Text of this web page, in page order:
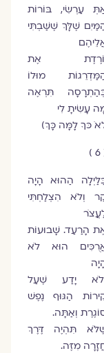
עַרְשִׂי, בּוֹרוֹת
שֶׁלָּךְ שֶׁשַּׁבְתִּי
אֶת
מוּלוֹ
תִּרְאֶה
עָשִׂיתָ לִי
כּךָ לָמָּה כָּךְ)
הַהוּא הָיָה
וְלֹא הִצְלַחְתִּי
הָרַעַד. שָׁבוּעוֹת
הוּא לֹא
יָדַע שֶׁעַל
הַגּוּף נֶפֶשׁ
וְאַתָּה.
תִּהְיֶה דֶּרֶךְ
מִזֶּה.